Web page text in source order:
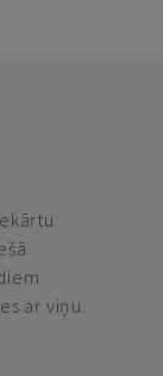
ar viņu.